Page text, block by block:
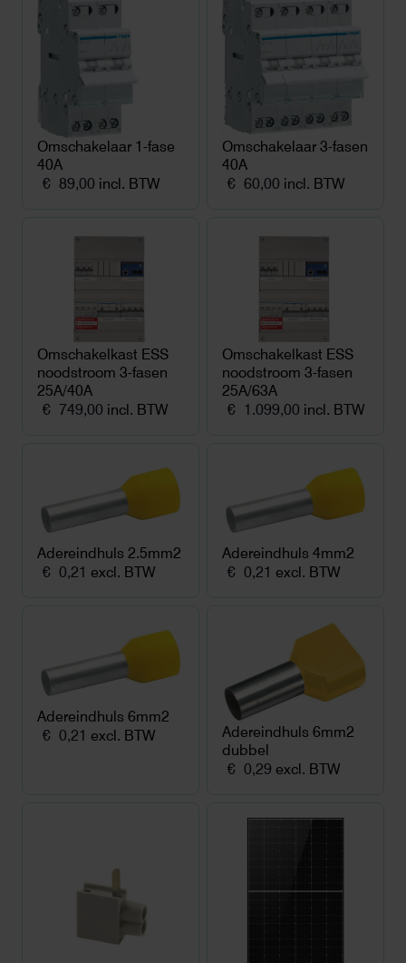
Omschakelaar 1-fase
40A
€ 89,00 incl. BTW
Omschakelaar 3-fasen
40A
€ 60,00 incl. BTW
Omschakelkast ESS
noodstroom 3-fasen
25A/40A
€ 749,00 incl. BTW
Omschakelkast ESS
noodstroom 3-fasen
25A/63A
€ 1.099,00 incl. BTW
Adereindhuls 2.5mm2
€ 0,21 excl. BTW
Adereindhuls 4mm2
€ 0,21 excl. BTW
Adereindhuls 6mm2
€ 0,21 excl. BTW
Adereindhuls 6mm2
dubbel
€ 0,29 excl. BTW